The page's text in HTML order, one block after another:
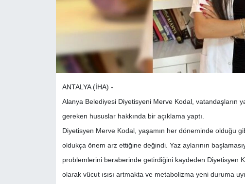
ANTALYA (İHA) -
Alanya Belediyesi Diyetisyeni Merve Kodal, vatandaşların
gereken hususlar hakkında bir açıklama yaptı.
Diyetisyen Merve Kodal, yaşamın her döneminde olduğu
oldukça önem arz ettiğine değindi. Yaz aylarının
problemlerini beraberinde getirdiğini kaydeden Diyetisyen
olarak vücut ısısı artmakta ve metabolizma yeni duruma